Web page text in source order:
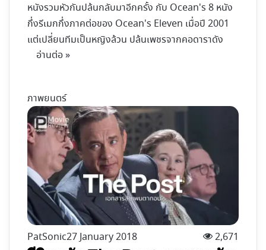
หนังรวมหัวกันปล้นกลับมาอีกครั้ง กับ Ocean's 8 หนัง
กึ่งรีเมกกึ่งภาคต่อของ Ocean's Eleven เมื่อปี 2001
แต่เปลี่ยนทีมเป็นหญิงล้วน ปล้นเพชรจากคอดาราดัง
อ่านต่อ »
ภาพยนตร์
PatSonic27 January 2018 2,671